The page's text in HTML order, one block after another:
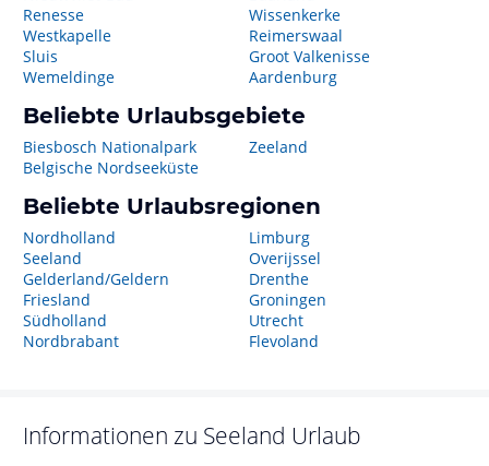
Renesse
Westkapelle
Sluis
Wemeldinge
Wissenkerke
Reimerswaal
Groot Valkenisse
Aardenburg
Beliebte Urlaubsgebiete
Biesbosch Nationalpark
Belgische Nordseeküste
Zeeland
Beliebte Urlaubsregionen
Nordholland
Seeland
Gelderland/Geldern
Friesland
Südholland
Nordbrabant
Limburg
Overijssel
Drenthe
Groningen
Utrecht
Flevoland
Informationen zu Seeland Urlaub